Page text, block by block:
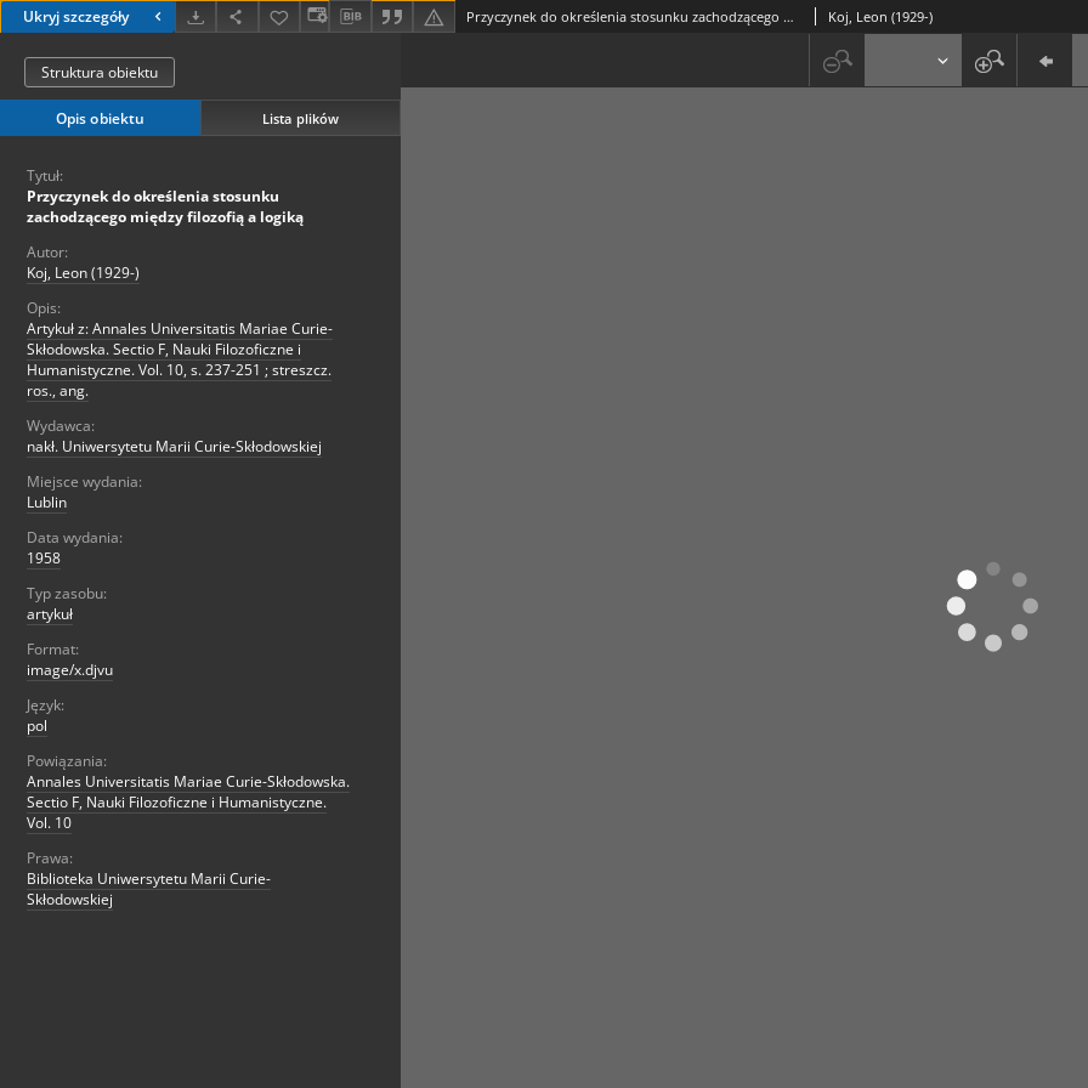
Ukryj szczegóły Przyczynek do określenia stosunku zachodzącego między filozofią a logiką Koj, Leon (1929-)
Struktura obiektu
Opis obiektu Lista plików
Tytuł:
Przyczynek do określenia stosunku
zachodzącego między filozofią a logiką
Autor:
Koj, Leon (1929-)
Opis:
Artykuł z: Annales Universitatis Mariae Curie-
Skłodowska. Sectio F, Nauki Filozoficzne i
Humanistyczne. Vol. 10, s. 237-251 ; streszcz.
ros., ang.
Wydawca:
nakł. Uniwersytetu Marii Curie-Skłodowskiej
Miejsce wydania:
Lublin
Data wydania:
1958
Typ zasobu:
artykuł
Format:
image/x.djvu
Język:
pol
Powiązania:
Annales Universitatis Mariae Curie-Skłodowska.
Sectio F, Nauki Filozoficzne i Humanistyczne.
Vol. 10
Prawa:
Biblioteka Uniwersytetu Marii Curie-
Skłodowskiej